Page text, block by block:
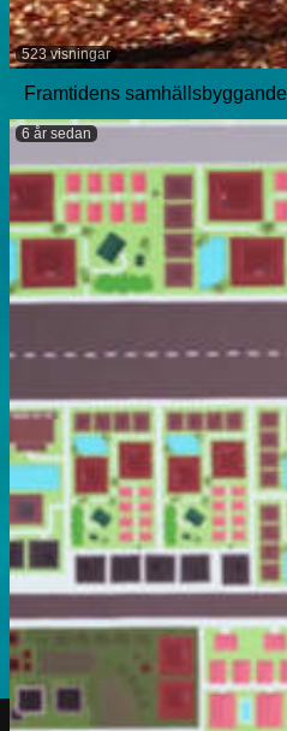
523 visningar
Framtidens samhällsbyggande
6 år sedan